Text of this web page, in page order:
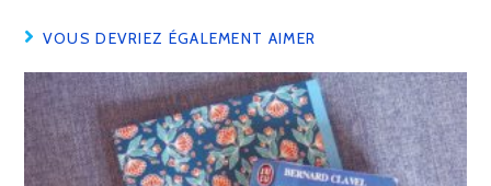
VOUS DEVRIEZ ÉGALEMENT AIMER